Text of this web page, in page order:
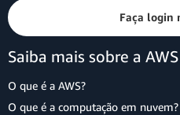
Faça login
Saiba mais sobre a AWS
O que é a AWS?
O que é a computação em nuvem?